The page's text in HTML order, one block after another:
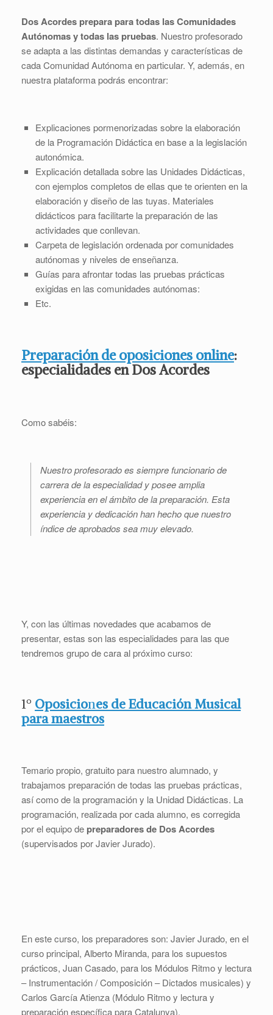
Dos Acordes prepara para todas las Comunidades
Autónomas y todas las pruebas. Nuestro profesorado
se adapta a las distintas demandas y características de
cada Comunidad Autónoma en particular. Y, además, en
nuestra plataforma podrás encontrar:
Explicaciones pormenorizadas sobre la elaboración
de la Programación Didáctica en base a la legislación
autonómica.
Explicación detallada sobre las Unidades Didácticas,
con ejemplos completos de ellas que te orienten en la
elaboración y diseño de las tuyas. Materiales
didácticos para facilitarte la preparación de las
actividades que conllevan.
Carpeta de legislación ordenada por comunidades
autónomas y niveles de enseñanza.
Guías para afrontar todas las pruebas prácticas
exigidas en las comunidades autónomas:
Etc.
Preparación de oposiciones online:
especialidades en Dos Acordes
Como sabéis:
Nuestro profesorado es siempre funcionario de
carrera de la especialidad y posee amplia
experiencia en el ámbito de la preparación. Esta
experiencia y dedicación han hecho que nuestro
índice de aprobados sea muy elevado.
Y, con las últimas novedades que acabamos de
presentar, estas son las especialidades para las que
tendremos grupo de cara al próximo curso:
1º Oposiciones de Educación Musical
para maestros
Temario propio, gratuito para nuestro alumnado, y
trabajamos preparación de todas las pruebas prácticas,
así como de la programación y la Unidad Didácticas. La
programación, realizada por cada alumno, es corregida
por el equipo de preparadores de Dos Acordes
(supervisados por Javier Jurado).
En este curso, los preparadores son: Javier Jurado, en el
curso principal, Alberto Miranda, para los supuestos
prácticos, Juan Casado, para los Módulos Ritmo y lectura
– Instrumentación / Composición – Dictados musicales) y
Carlos García Atienza (Módulo Ritmo y lectura y
preparación específica para Catalunya).